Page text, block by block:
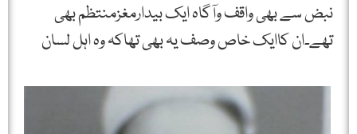
نبض سے بھی واقف وآگاہ ایک بیدارمغزمنتظم بھی
تھے۔ان کاایک خاص وصف یہ بھی تھاکہ وہ اہل لسان